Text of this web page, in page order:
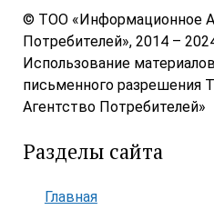
© ТОО «Информационное
Потребителей», 2014 –
Использование
письменного разрешения
Агентство Потребителей»
Разделы сайта
Главная